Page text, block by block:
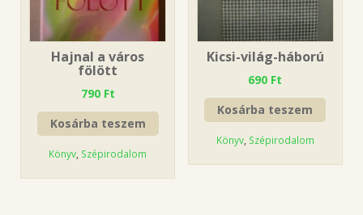
Hajnal a város
fölött
790 Ft
Kosárba teszem
Könyv Szépirodalom
Kicsi-világ-háború
690 Ft
Kosárba teszem
Könyv, Szépirodalom